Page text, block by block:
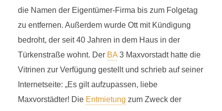
2013
die Namen der Eigentümer-Firma bis zum Folgetag
zu entfernen. Außerdem wurde Ott mit Kündigung
bedroht, der seit 40 Jahren in dem Haus in der
Türkenstraße wohnt. Der BA3 Maxvorstadt hatte die
Vitrinen zur Verfügung gestellt und schrieb auf seiner
Internetseite: „Es gilt aufzupassen, liebe
Maxvorstädter! Die Entmietung zum Zweck der